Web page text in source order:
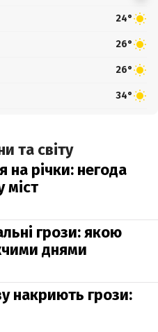
24°
26°
26°
34°
та світу
на річки: негода
міст
грози: якою
днями
накриють грози: